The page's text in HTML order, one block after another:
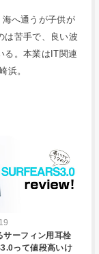
へ通うが子供が
は苦手で、良い波
る。本業はIT関連
浜。
サーフィン用耳栓
って値段高いけ